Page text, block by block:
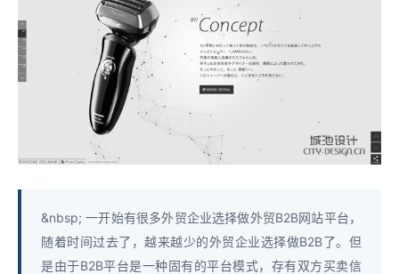
&nbsp; 一开始有很多外贸企业选择做外贸B2B网站平台，
随着时间过去了，越来越少的外贸企业选择做B2B了。但
是由于B2B平台是一种固有的平台模式，存有双方买卖信